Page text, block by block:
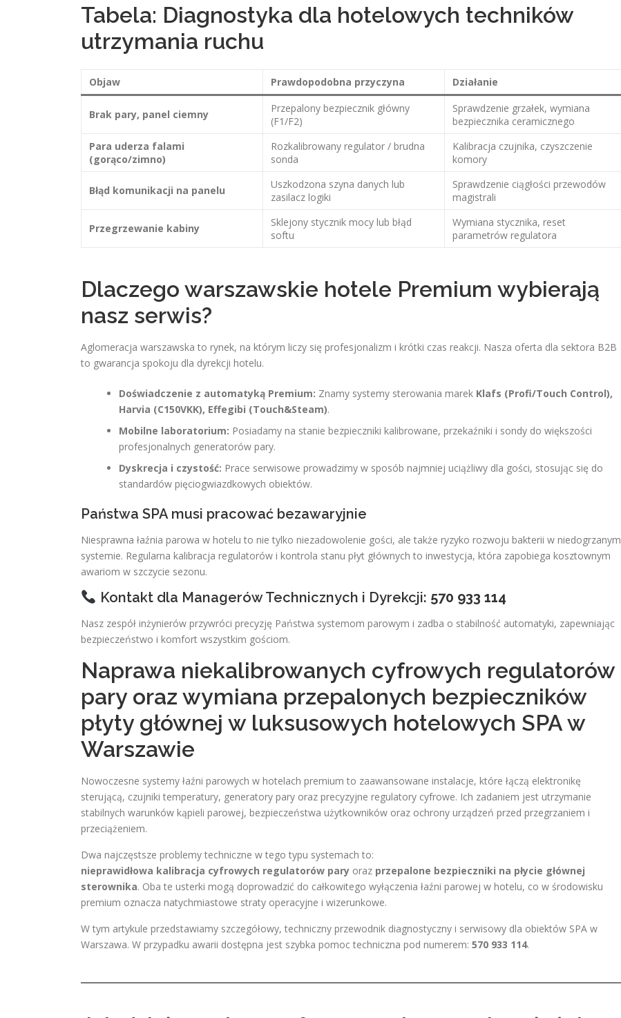
Tabela: Diagnostyka dla hotelowych techników
utrzymania ruchu
Objaw Prawdopodobna przyczyna Działanie
Brak pary, panel ciemny
Przepalony bezpiecznik główny
(F1/F2)
Sprawdzenie grzałek, wymiana
bezpiecznika ceramicznego
Para uderza falami
(gorąco/zimno)
Rozkalibrowany regulator / brudna
sonda
Kalibracja czujnika, czyszczenie
komory
Błąd komunikacji na panelu
Uszkodzona szyna danych lub
zasilacz logiki
Sprawdzenie ciągłości przewodów
magistrali
Przegrzewanie kabiny
Sklejony stycznik mocy lub błąd
softu
Wymiana stycznika, reset
parametrów regulatora
Dlaczego warszawskie hotele Premium wybierają
nasz serwis?
Aglomeracja warszawska to rynek, na którym liczy się profesjonalizm i krótki czas reakcji. Nasza oferta dla sektora B2B
to gwarancja spokoju dla dyrekcji hotelu.
Doświadczenie z automatyką Premium: Znamy systemy sterowania marek Klafs (Profi/Touch Control),
Harvia (C150VKK), Effegibi (Touch&Steam).
Mobilne laboratorium: Posiadamy na stanie bezpieczniki kalibrowane, przekaźniki i sondy do większości
profesjonalnych generatorów pary.
Dyskrecja i czystość: Prace serwisowe prowadzimy w sposób najmniej uciążliwy dla gości, stosując się do
standardów pięciogwiazdkowych obiektów.
Państwa SPA musi pracować bezawaryjnie
Niesprawna łaźnia parowa w hotelu to nie tylko niezadowolenie gości, ale także ryzyko rozwoju bakterii w niedogrzanym
systemie. Regularna kalibracja regulatorów i kontrola stanu płyt głównych to inwestycja, która zapobiega kosztownym
awariom w szczycie sezonu.
Kontakt dla Managerów Technicznych i Dyrekcji: 570 933 114
Nasz zespół inżynierów przywróci precyzję Państwa systemom parowym i zadba o stabilność automatyki, zapewniając
bezpieczeństwo i komfort wszystkim gościom.
Naprawa niekalibrowanych cyfrowych regulatorów
pary oraz wymiana przepalonych bezpieczników
płyty głównej w luksusowych hotelowych SPA w
Warszawie
Nowoczesne systemy łaźni parowych w hotelach premium to zaawansowane instalacje, które łączą elektronikę
sterującą, czujniki temperatury, generatory pary oraz precyzyjne regulatory cyfrowe. Ich zadaniem jest utrzymanie
stabilnych warunków kąpieli parowej, bezpieczeństwa użytkowników oraz ochrony urządzeń przed przegrzaniem i
przeciążeniem.
Dwa najczęstsze problemy techniczne w tego typu systemach to:
nieprawidłowa kalibracja cyfrowych regulatorów pary oraz przepalone bezpieczniki na płycie głównej
sterownika. Oba te usterki mogą doprowadzić do całkowitego wyłączenia łaźni parowej w hotelu, co w środowisku
premium oznacza natychmiastowe straty operacyjne i wizerunkowe.
W tym artykule przedstawiamy szczegółowy, techniczny przewodnik diagnostyczny i serwisowy dla obiektów SPA w
Warszawa. W przypadku awarii dostępna jest szybka pomoc techniczna pod numerem: 570 933 114.